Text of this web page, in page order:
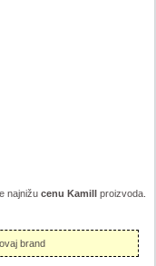
najnižu cenu Kamillproizvoda.
brand